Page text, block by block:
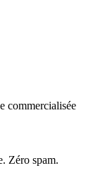
commercialisée
Zéro spam.